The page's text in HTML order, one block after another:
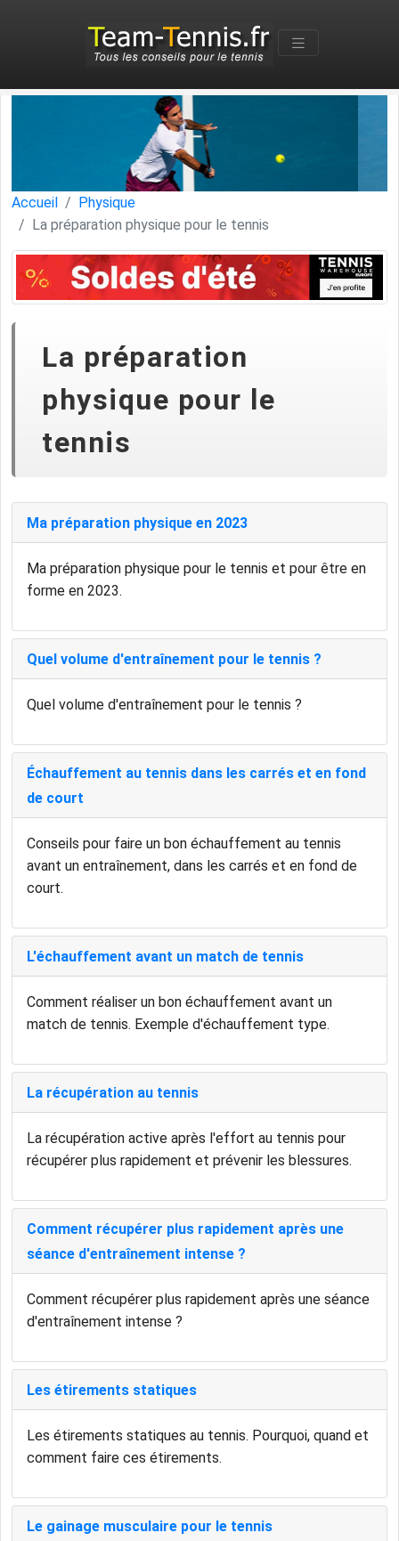
Accueil
Physique
La préparation physique pour le tennis
La préparation
physique pour le
tennis
Ma préparation physique en 2023
Ma préparation physique pour le tennis et pour être en
forme en 2023.
Quel volume d'entraînement pour le tennis ?
Quel volume d'entraînement pour le tennis ?
Échauffement au tennis dans les carrés et en fond
de court
Conseils pour faire un bon échauffement au tennis
avant un entraînement, dans les carrés et en fond de
court.
L'échauffement avant un match de tennis
Comment réaliser un bon échauffement avant un
match de tennis. Exemple d'échauffement type.
La récupération au tennis
La récupération active après l'effort au tennis pour
récupérer plus rapidement et prévenir les blessures.
Comment récupérer plus rapidement après une
séance d'entraînement intense ?
Comment récupérer plus rapidement après une séance
d'entraînement intense ?
Les étirements statiques
Les étirements statiques au tennis. Pourquoi, quand et
comment faire ces étirements.
Le gainage musculaire pour le tennis